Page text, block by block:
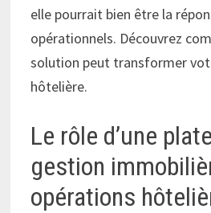
elle pourrait bien être la
opérationnels. Découvrez
solution peut transformer
hôtelière.
Le rôle d’une
gestion
opérations